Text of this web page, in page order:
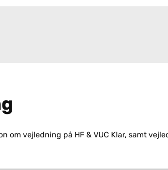
om vejledning på HF & VUC Klar, samt